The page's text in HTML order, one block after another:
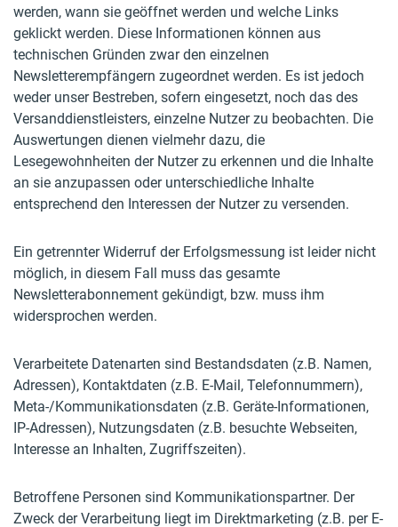
werden, wann sie geöffnet werden und welche Links
geklickt werden. Diese Informationen können aus
technischen Gründen zwar den einzelnen
Newsletterempfängern zugeordnet werden. Es ist jedoch
weder unser Bestreben, sofern eingesetzt, noch das des
Versanddienstleisters, einzelne Nutzer zu beobachten. Die
Auswertungen dienen vielmehr dazu, die
Lesegewohnheiten der Nutzer zu erkennen und die Inhalte
an sie anzupassen oder unterschiedliche Inhalte
entsprechend den Interessen der Nutzer zu versenden.
Ein getrennter Widerruf der Erfolgsmessung ist leider nicht
möglich, in diesem Fall muss das gesamte
Newsletterabonnement gekündigt, bzw. muss ihm
widersprochen werden.
Verarbeitete Datenarten sind Bestandsdaten (z.B. Namen,
Adressen), Kontaktdaten (z.B. E-Mail, Telefonnummern),
Meta-/Kommunikationsdaten (z.B. Geräte-Informationen,
IP-Adressen), Nutzungsdaten (z.B. besuchte Webseiten,
Interesse an Inhalten, Zugriffszeiten).
Betroffene Personen sind Kommunikationspartner. Der
Zweck der Verarbeitung liegt im Direktmarketing (z.B. per E-